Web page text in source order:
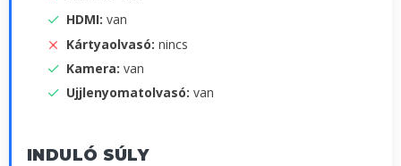
HDMI: van
Kártyaolvasó: nincs
Kamera: van
Ujjlenyomatolvasó: van
INDULÓ SÚLY